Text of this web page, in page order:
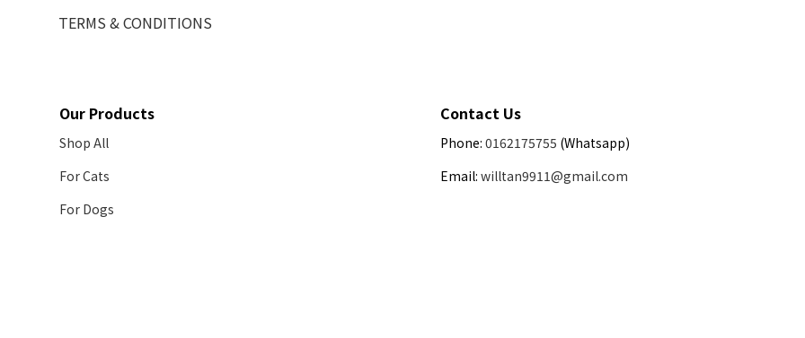
TERMS & CONDITIONS
Our Products
Shop All
For Cats
For Dogs
Contact Us
Phone: 0162175755 (Whatsapp)
Email: willtan9911@gmail.com